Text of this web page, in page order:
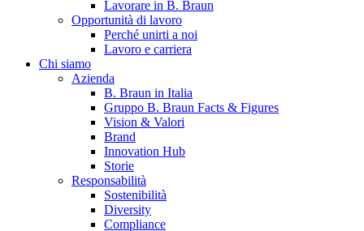
Scopri chi siamo ed entra nel mondo di B. Braun in Italia: 4
sedi, 4 aziende, più di 700 dipendenti e un Centro di
Eccellenza a livello globale.
Lavorare in B. Braun
Opportunità di lavoro
Perché unirti a noi
Lavoro e carriera
Chi siamo
Azienda
B. Braun in Italia
Gruppo B. Braun Facts & Figures
Vision & Valori
Brand
Innovation Hub
Storie
Responsabilità
Sostenibilità
Diversity
Compliance